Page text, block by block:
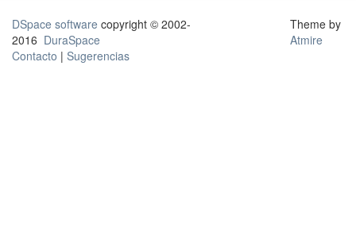
DSpace software copyright © 2002-
2016 DuraSpace
Contacto | Sugerencias
Theme by
Atmire